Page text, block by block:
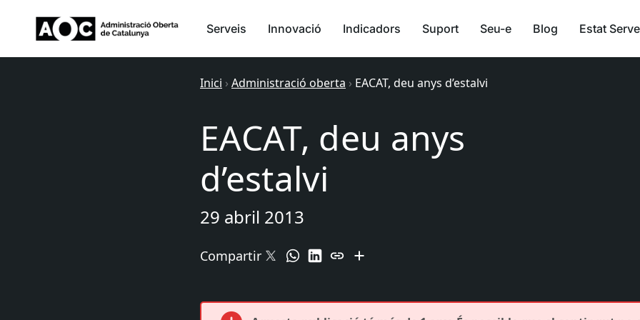
Serveis Innovació Indicadors Suport Seu-e Blog Estat
Inici › Administració oberta › EACAT, deu anys d’estalvi
EACAT, deu anys
d’estalvi
29 abril 2013
Compartir